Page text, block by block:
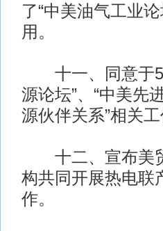
了“中美油气工业
用。
十一、同意于5
源论坛”、“中美先
源伙伴关系”相关工
十二、宣布美贸
构共同开展热电联
作。